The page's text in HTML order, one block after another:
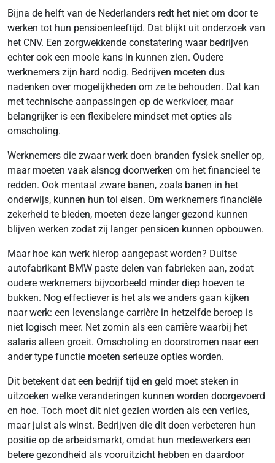
Bijna de helft van de Nederlanders redt het niet om door te
werken tot hun pensioenleeftijd. Dat blijkt uit onderzoek van
het CNV. Een zorgwekkende constatering waar bedrijven
echter ook een mooie kans in kunnen zien. Oudere
werknemers zijn hard nodig. Bedrijven moeten dus
nadenken over mogelijkheden om ze te behouden. Dat kan
met technische aanpassingen op de werkvloer, maar
belangrijker is een flexibelere mindset met opties als
omscholing.
Werknemers die zwaar werk doen branden fysiek sneller op,
maar moeten vaak alsnog doorwerken om het financieel te
redden. Ook mentaal zware banen, zoals banen in het
onderwijs, kunnen hun tol eisen. Om werknemers financiële
zekerheid te bieden, moeten deze langer gezond kunnen
blijven werken zodat zij langer pensioen kunnen opbouwen.
Maar hoe kan werk hierop aangepast worden? Duitse
autofabrikant BMW paste delen van fabrieken aan, zodat
oudere werknemers bijvoorbeeld minder diep hoeven te
bukken. Nog effectiever is het als we anders gaan kijken
naar werk: een levenslange carrière in hetzelfde beroep is
niet logisch meer. Net zomin als een carrière waarbij het
salaris alleen groeit. Omscholing en doorstromen naar een
ander type functie moeten serieuze opties worden.
Dit betekent dat een bedrijf tijd en geld moet steken in
uitzoeken welke veranderingen kunnen worden doorgevoerd
en hoe. Toch moet dit niet gezien worden als een verlies,
maar juist als winst. Bedrijven die dit doen verbeteren hun
positie op de arbeidsmarkt, omdat hun medewerkers een
betere gezondheid als vooruitzicht hebben en daardoor